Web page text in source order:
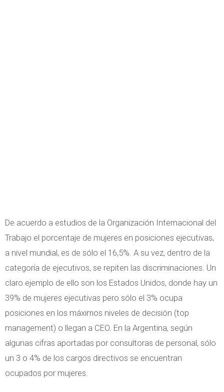
De acuerdo a estudios de la Organización Internacional del
Trabajo el porcentaje de mujeres en posiciones ejecutivas,
a nivel mundial, es de sólo el 16,5%. A su vez, dentro de la
categoría de ejecutivos, se repiten las discriminaciones. Un
claro ejemplo de ello son los Estados Unidos, donde hay un
39% de mujeres ejecutivas pero sólo el 3% ocupa
posiciones en los máximos niveles de decisión (top
management) o llegan a CEO. En la Argentina, según
algunas cifras aportadas por consultoras de personal, sólo
un 3 o 4% de los cargos directivos se encuentran
ocupados por mujeres.